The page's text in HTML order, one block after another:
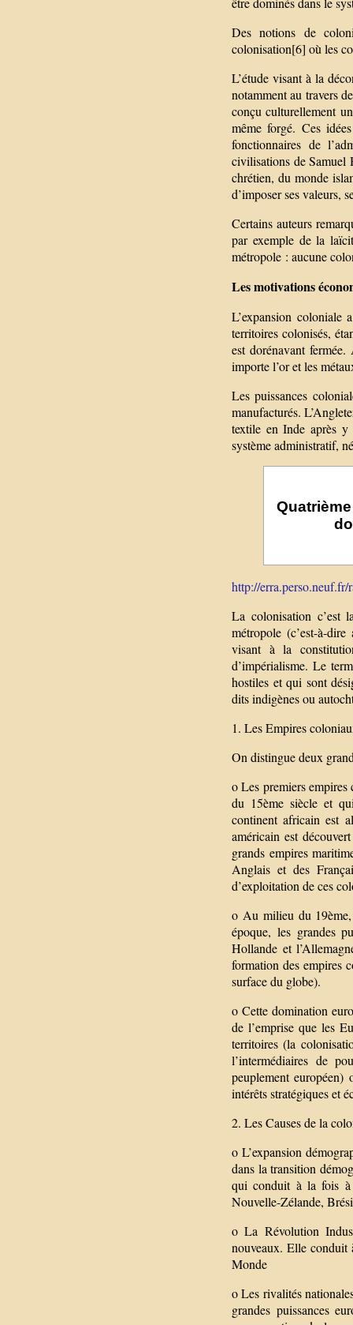
Des notions de
colonisation[6] où les
L’étude visant à la
notamment au travers
conçu culturellement
même forgé. Ces
fonctionnaires de
civilisations de Samuel
chrétien, du monde
d’imposer ses valeurs,
Certains auteurs
par exemple de la
métropole : aucune
Les motivations
L’expansion coloniale
territoires colonisés,
est dorénavant
importe l’or et les
Les puissances
manufacturés.
textile en Inde après y
système administratif,
http://
La colonisation c’est
métropole (c’est-à-
visant à la
d’impérialisme. Le
hostiles et qui sont
dits indigènes ou
1. Les Empires
On distingue deux
o Les premiers empires
du 15ème siècle et
continent africain est
américain est
grands empires
Anglais et des
d’exploitation de ces
o Au milieu du
époque, les grandes
Hollande et
formation des empires
surface du globe).
o Cette domination
de l’emprise que les
territoires (la
l’intermédiaires de
peuplement européen)
intérêts stratégiques et
2. Les Causes de la
o L’expansion
dans la transition
qui conduit à la fois à
Nouvelle-Zélande,
o La Révolution
nouveaux. Elle conduit
Monde
o Les rivalités
grandes puissances